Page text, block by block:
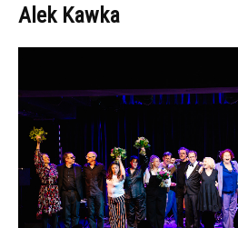
Alek Kawka